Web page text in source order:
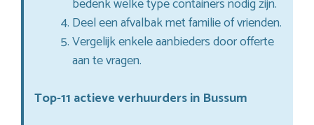
bedenk welke type containers nodig zijn.
Deel een afvalbak met familie of vrienden.
Vergelijk enkele aanbieders door offerte
aan te vragen.
Top-11 actieve verhuurders in Bussum